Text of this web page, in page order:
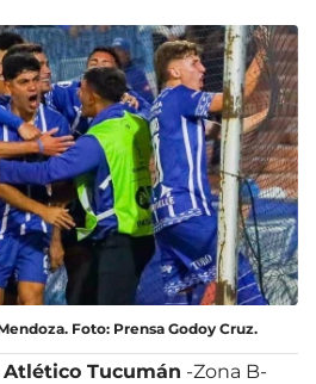
Foto: Prensa Godoy Cruz.
Atlético Tucumán -Zona B-